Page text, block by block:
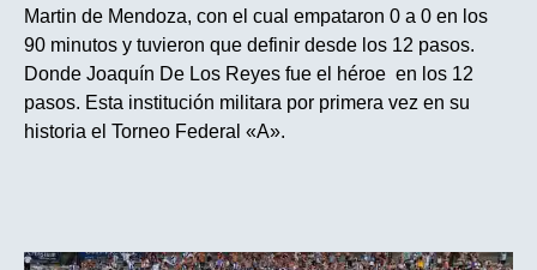
Martin de Mendoza, con el cual empataron 0 a 0 en los
90 minutos y tuvieron que definir desde los 12 pasos.
Donde Joaquín De Los Reyes fue el héroe en los 12
pasos. Esta institución militara por primera vez en su
historia el Torneo Federal «A».